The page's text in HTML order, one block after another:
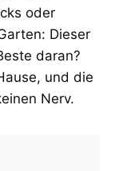
oder
Dieser
daran?
und die
Nerv.